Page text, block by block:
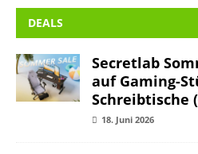
DEALS
Secretlab
auf Gaming-
Schreibtische
18. Juni 2026